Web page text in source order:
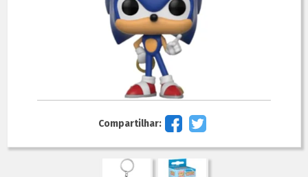
Compartilhar: